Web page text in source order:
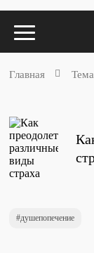
Главная
душепопечение